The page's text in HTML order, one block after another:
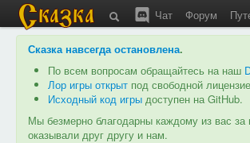
Чат Форум
Сказка навсегда остановлена.
По всем вопросам обращайтесь на наш
Лор игры открыт под свободной
Исходный код игры доступен на GitHub.
Мы безмерно благодарны каждому из вас
оказывали друг другу и нам.